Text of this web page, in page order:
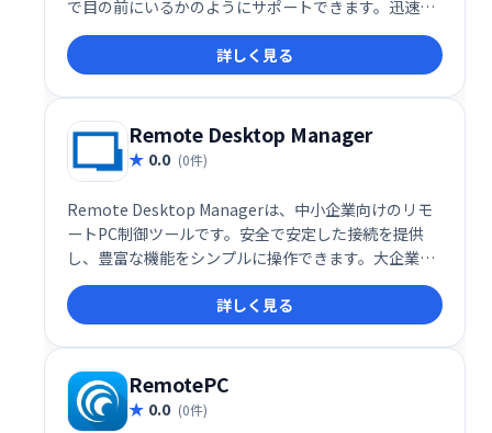
で目の前にいるかのようにサポートできます。迅速か
つ容易なリモートアクセスを実現し、ITサポートや遠
隔操作が必要な場面で威力を発揮します。
詳しく見る
Remote Desktop Manager
0.0 (0件)
Remote Desktop Managerは、中小企業向けのリモ
ートPC制御ツールです。安全で安定した接続を提供
し、豊富な機能をシンプルに操作できます。大企業向
けサイトライセンスや、個人利用可能な無料版も用
意。導入前に無料版で機能を試せるので、安心してご
利用いただけます。
詳しく見る
RemotePC
0.0 (0件)